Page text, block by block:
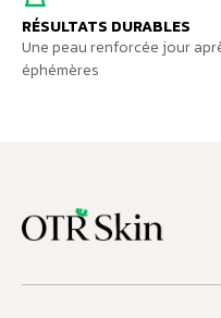
RÉSULTATS DURABLES
Une peau renforcée jour
éphémères